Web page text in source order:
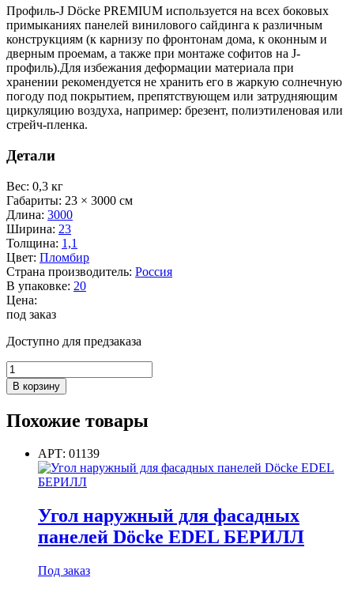
Профиль-J Döcke PREMIUM используется на всех боковых
примыканиях панелей винилового сайдинга к различным
конструкциям (к карнизу по фронтонам дома, к оконным и
дверным проемам, а также при монтаже софитов на J-
профиль).Для избежания деформации материала при
хранении рекомендуется не хранить его в жаркую солнечную
погоду под покрытием, препятствующем или затрудняющим
циркуляцию воздуха, например: брезент, полиэтиленовая или
стрейч-пленка.
Детали
Вес: 0,3 кг
Габариты: 23 × 3000 см
Длина: 3000
Ширина: 23
Толщина: 1,1
Цвет: Пломбир
Страна производитель: Россия
В упаковке: 20
Цена:
под заказ
Доступно для предзаказа
Количество
товара
J-
ПЛОМБИР
В корзину
Похожие товары
АРТ: 01139
Угол наружный для фасадных
панелей Döcke EDEL БЕРИЛЛ
Под заказ